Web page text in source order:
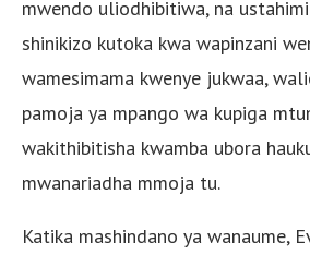
mwendo uliodhibitiwa, na
shinikizo kutoka kwa wapinzani
wamesimama kwenye jukwaa,
pamoja ya mpango wa kupiga
wakithibitisha kwamba ubora
mwanariadha mmoja tu.
Katika mashindano ya wanaume,